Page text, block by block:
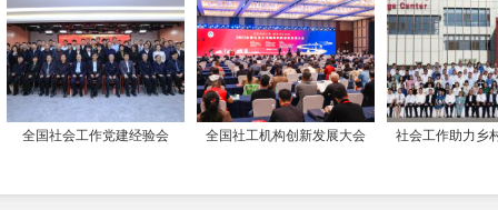
全国社会工作党建经验会 全国社工机构创新发展大会 社会工作助力乡